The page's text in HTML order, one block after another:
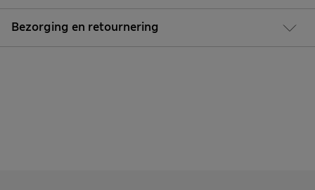
Bezorging en retournering